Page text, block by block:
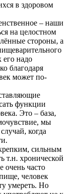
в здоровом
– наши
на целостном
стороны, а
его надо
благодаря
может по-
функции
Это – база,
мы
когда
сильным
т.н. хронической
очень часто
человек
умереть. Но